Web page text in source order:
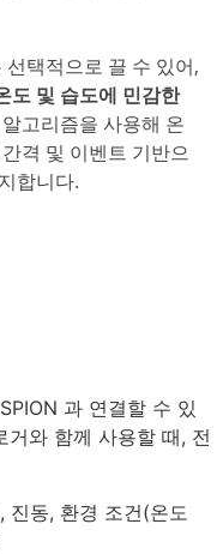
택적으로 끌 수 있어,
도 및 습도에 민감한
고리즘을 사용해 온
격 및 이벤트 기반으
합니다.
과 연결할 수 있
거와 함께 사용할 때, 전
진동, 환경 조건(온도